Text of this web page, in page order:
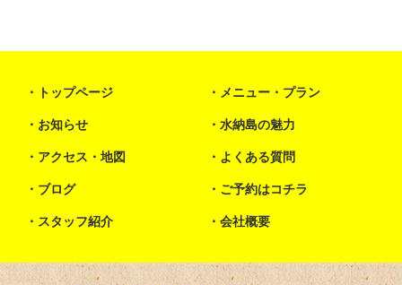
トップページ メニュー・プラン
お知らせ 水納島の魅力
アクセス・地図 よくある質問
ブログ ご予約はコチラ
スタッフ紹介 会社概要